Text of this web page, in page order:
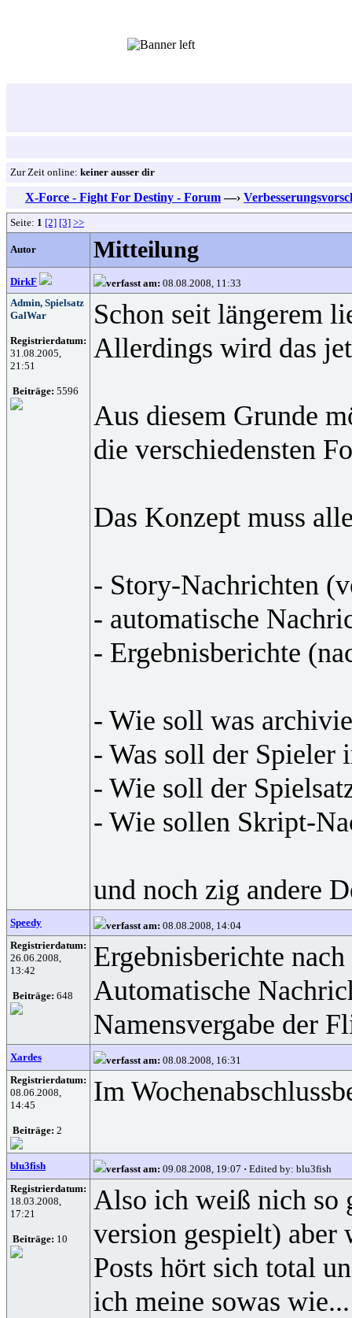
Zur Zeit online: keiner ausser dir
X-Force - Fight For Destiny - Forum —›
Seite: 1 [2] [3] >>
Autor Mitteilung
DirkF verfasst am: 08.08.2008, 11:33
Admin, Spielsatz
GalWar
Registrierdatum:
31.08.2005,
21:51
Beiträge: 5596
Schon seit längerem
Allerdings wird das
Aus diesem Grunde
die verschiedensten
Das Konzept muss
- Story-Nachrichten
- automatische
- Ergebnisberichte
- Wie soll was
- Was soll der Spieler
- Wie soll der
- Wie sollen Skript-
und noch zig andere
Speedy verfasst am: 08.08.2008, 14:04
Registrierdatum:
26.06.2008,
13:42
Beiträge: 648
Ergebnisberichte
Automatische
Namensvergabe der
Xardes verfasst am: 08.08.2008, 16:31
Registrierdatum:
08.06.2008,
14:45
Beiträge: 2
Im
blu3fish verfasst am: 09.08.2008, 19:07 · Edited by: blu3fish
Registrierdatum:
18.03.2008,
17:21
Beiträge: 10
Also ich weiß nich so
version gespielt) aber
Posts hört sich total
ich meine sowas